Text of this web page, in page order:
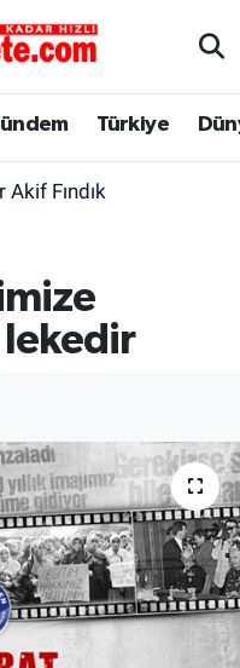
Türkiye
Fındık
lekedir
Fikstür